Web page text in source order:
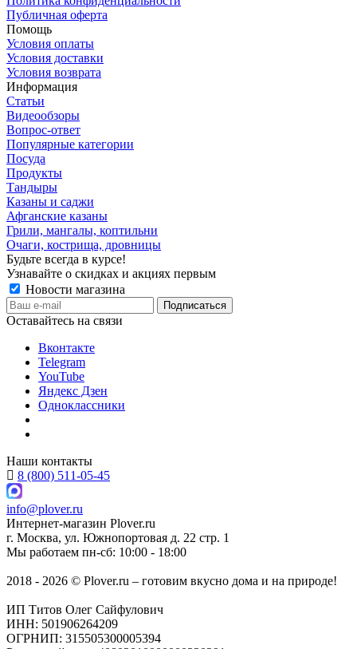
Публичная оферта
Помощь
Условия оплаты
Условия доставки
Условия возврата
Информация
Статьи
Видеообзоры
Вопрос-ответ
Популярные категории
Посуда
Продукты
Тандыры
Казаны и саджи
Афганские казаны
Грили, мангалы, коптильни
Очаги, кострища, дровницы
Будьте всегда в курсе!
Узнавайте о скидках и акциях первым
Новости магазина
Оставайтесь на связи
Вконтакте
Telegram
YouTube
Яндекс Дзен
Одноклассники
Наши контакты
8 (800) 511-05-45
info@plover.ru
Интернет-магазин Plover.ru
г. Москва, ул. Южнопортовая д. 22 стр. 1
Мы работаем пн-сб: 10:00 - 18:00
2018 - 2026 © Plover.ru – готовим вкусно дома и на природе!
ИП Титов Олег Сайфулович
ИНН: 501906264209
ОГРНИП: 315505300005394